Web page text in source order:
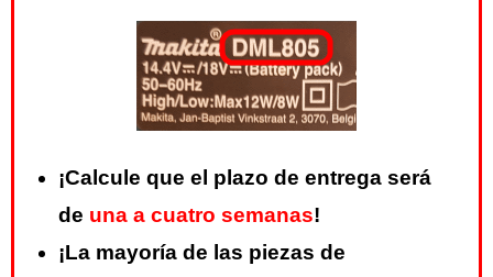
¡Calcule que el plazo de entrega será
de una a cuatro semanas!
¡La mayoría de las piezas de